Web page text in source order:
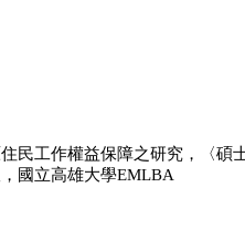
民工作權益保障之研究，〈碩
國立高雄大學EMLBA